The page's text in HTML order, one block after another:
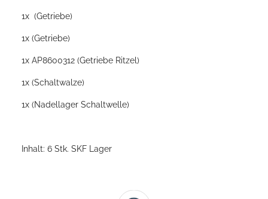
1x (Getriebe)
1x (Getriebe)
1x AP8600312 (Getriebe Ritzel)
1x (Schaltwalze)
1x (Nadellager Schaltwelle)
Inhalt: 6 Stk. SKF Lager